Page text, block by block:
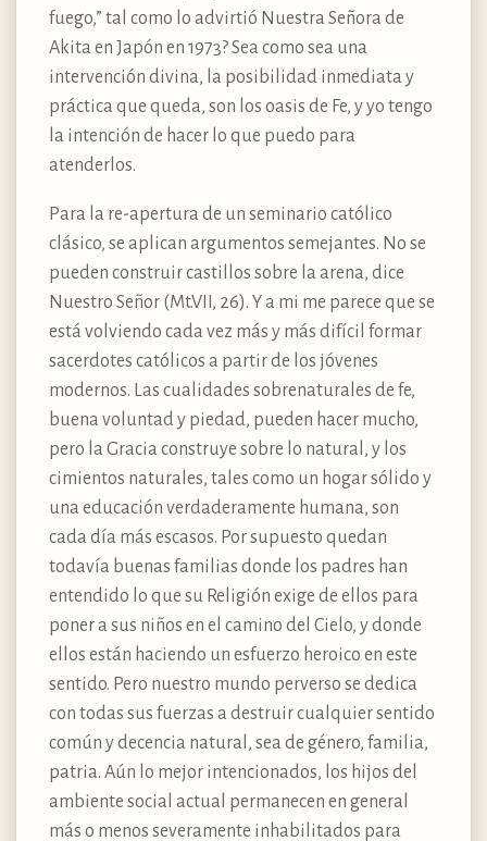
fuego,” tal como lo advirtió Nuestra Señora de
Akita en Japón en 1973? Sea como sea una
intervención divina, la posibilidad inmediata y
práctica que queda, son los oasis de Fe, y yo tengo
la intención de hacer lo que puedo para
atenderlos.
Para la re-apertura de un seminario católico
clásico, se aplican argumentos semejantes. No se
pueden construir castillos sobre la arena, dice
Nuestro Señor (Mt.VII, 26). Y a mi me parece que se
está volviendo cada vez más y más difícil formar
sacerdotes católicos a partir de los jóvenes
modernos. Las cualidades sobrenaturales de fe,
buena voluntad y piedad, pueden hacer mucho,
pero la Gracia construye sobre lo natural, y los
cimientos naturales, tales como un hogar sólido y
una educación verdaderamente humana, son
cada día más escasos. Por supuesto quedan
todavía buenas familias donde los padres han
entendido lo que su Religión exige de ellos para
poner a sus niños en el camino del Cielo, y donde
ellos están haciendo un esfuerzo heroico en este
sentido. Pero nuestro mundo perverso se dedica
con todas sus fuerzas a destruir cualquier sentido
común y decencia natural, sea de género, familia,
patria. Aún lo mejor intencionados, los hijos del
ambiente social actual permanecen en general
más o menos severamente inhabilitados para